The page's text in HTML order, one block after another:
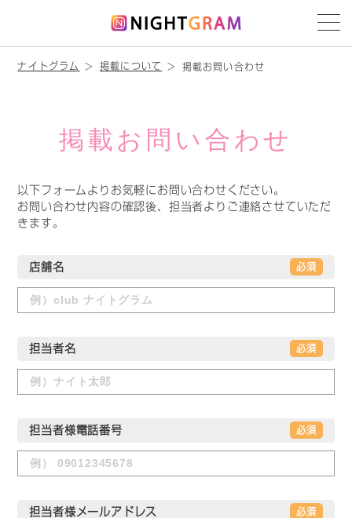
ナイトグラム 掲載について 掲載お問い合わせ
掲載お問い合わせ
以下フォームよりお気軽にお問い合わせください。
お問い合わせ内容の確認後、担当者よりご連絡させていただ
きます。
店舗名 必須
担当者名 必須
担当者様電話番号 必須
担当者様メールアドレス 必須